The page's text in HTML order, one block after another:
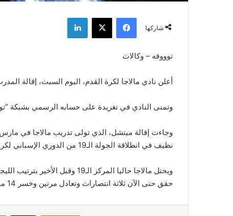
شاركها
فيسبوك ‫X لينكدإن
توووفه – وكالات
أعلن نادي مالاجا لكرة القدم، اليوم السبت، إقالة
وتمنى النادي في تغريدة على حسابه الرسمي بشبكة
وجاءت إقالة ميتشل، الذي تولى تدريب مالاجا في
نظيف في انطلاقة الجولة الـ19 من الدوري الإسباني لكرة القدم.
حقق حتى الآن ثلاثة انتصارات وتعادل مرتين وخسر 14 مباراة.